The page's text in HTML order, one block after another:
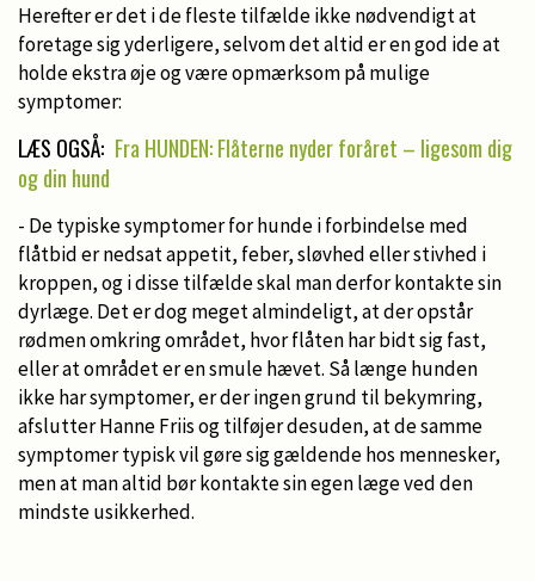
Herefter er det i de fleste tilfælde ikke nødvendigt at
foretage sig yderligere, selvom det altid er en god ide at
holde ekstra øje og være opmærksom på mulige
symptomer:
LÆS OGSÅ: Fra HUNDEN: Flåterne nyder foråret – ligesom dig
og din hund
- De typiske symptomer for hunde i forbindelse med
flåtbid er nedsat appetit, feber, sløvhed eller stivhed i
kroppen, og i disse tilfælde skal man derfor kontakte sin
dyrlæge. Det er dog meget almindeligt, at der opstår
rødmen omkring området, hvor flåten har bidt sig fast,
eller at området er en smule hævet. Så længe hunden
ikke har symptomer, er der ingen grund til bekymring,
afslutter Hanne Friis og tilføjer desuden, at de samme
symptomer typisk vil gøre sig gældende hos mennesker,
men at man altid bør kontakte sin egen læge ved den
mindste usikkerhed.